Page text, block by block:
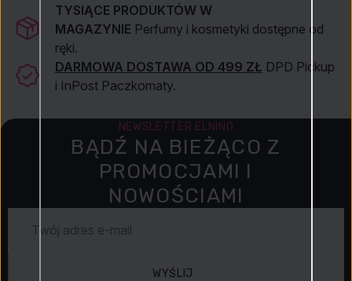
TYSIĄCE PRODUKTÓW W
MAGAZYNIE Perfumy i kosmetyki dostępne od
ręki.
DARMOWA DOSTAWA OD 499 ZŁ DPD Pickup
i InPost Paczkomaty.
NEWSLETTER ELNINO
BĄDŹ NA BIEŻĄCO Z
PROMOCJAMI I
NOWOŚCIAMI
WYŚLIJ